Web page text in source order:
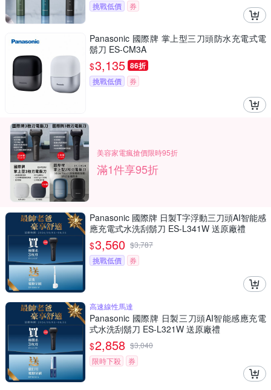
挑戰低價 券
Panasonic 國際牌 掌上型三刀頭防水充電式電
鬍刀 ES-CM3A
$3,135 86折
挑戰低價 券
美容家電瘋搶價限時95折
滿1件享95折
Panasonic 國際牌 日製T字浮動三刀頭AI智能感
應充電式水洗刮鬍刀 ES-L341W 送原廠禮
$3,560 $3,787
挑戰低價
券
高速線性馬達
Panasonic 國際牌 日製三刀頭AI智能感應充電
式水洗刮鬍刀 ES-L321W 送原廠禮
$2,858 $3,040
限時下殺
券